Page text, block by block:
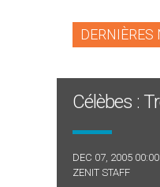
DERNIÈRES
Célèbes :
DEC 07, 2005 00:00
ZENIT STAFF